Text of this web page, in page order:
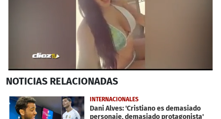
seconds
1
minute,
3
NOTICIAS RELACIONADAS
INTERNACIONALES
Dani Alves: 'Cristiano es demasiado
personaje, demasiado protagonista'